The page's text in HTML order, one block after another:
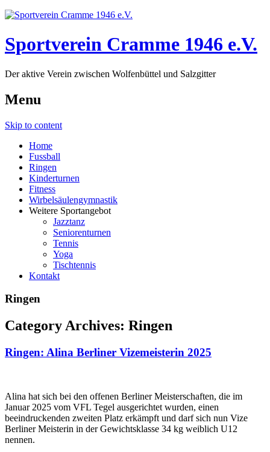
Sportverein Cramme 1946 e.V.
Der aktive Verein zwischen Wolfenbüttel und Salzgitter
Menu
Skip to content
Home
Fussball
Ringen
Kinderturnen
Fitness
Wirbelsäulengymnastik
Weitere Sportangebot
Jazztanz
Seniorenturnen
Tennis
Yoga
Tischtennis
Kontakt
Ringen
Category Archives: Ringen
Ringen: Alina Berliner Vizemeisterin 2025
Alina hat sich bei den offenen Berliner Meisterschaften, die im
Januar 2025 vom VFL Tegel ausgerichtet wurden, einen
beeindruckenden zweiten Platz erkämpft und darf sich nun Vize
Berliner Meisterin in der Gewichtsklasse 34 kg weiblich U12
nennen.